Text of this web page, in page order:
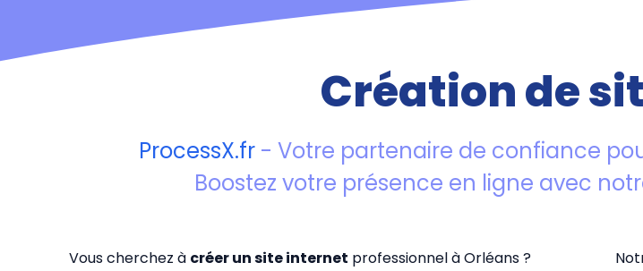
Création de
ProcessX.fr - Votre partenaire de confiance
Boostez votre présence en ligne avec
Vous cherchez à créer un site internet professionnel à Orléans ?